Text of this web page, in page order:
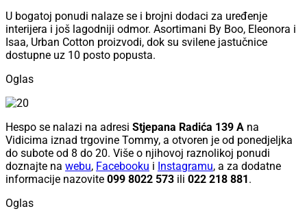
U bogatoj ponudi nalaze se i brojni dodaci za uređenje
interijera i još lagodniji odmor. Asortimani By Boo, Eleonora i
Isaa, Urban Cotton proizvodi, dok su svilene jastučnice
dostupne uz 10 posto popusta.
Oglas
Hespo se nalazi na adresi Stjepana Radića 139 A na
Vidicima iznad trgovine Tommy, a otvoren je od ponedjeljka
do subote od 8 do 20. Više o njihovoj raznolikoj ponudi
doznajte na webu, Facebooku i Instagramu, a za dodatne
informacije nazovite 099 8022 573 ili 022 218 881 .
Oglas